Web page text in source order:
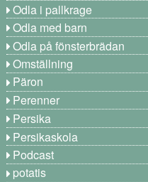
Odla i pallkrage
Odla med barn
Odla på fönsterbrädan
Omställning
Päron
Perenner
Persika
Persikaskola
Podcast
potatis